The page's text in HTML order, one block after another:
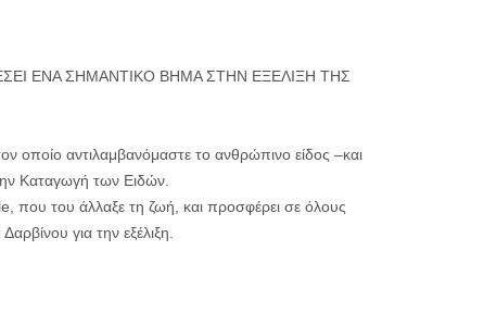
ΕΝΑ ΣΗΜΑΝΤΙΚΟ ΒΗΜΑ ΣΤΗΝ ΕΞΕΛΙΞΗ ΤΗΣ
οποίο αντιλαμβανόμαστε το ανθρώπινο είδος –και
Καταγωγή των Ειδών.
που του άλλαξε τη ζωή, και προσφέρει σε όλους
για την εξέλιξη.